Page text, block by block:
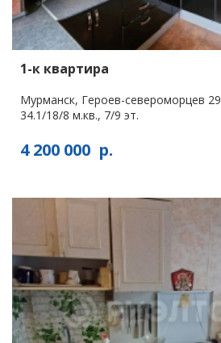
1-к квартира
Мурманск, Героев-североморцев 29
34.1/18/8 м.кв., 7/9 эт.
4 200 000 р.